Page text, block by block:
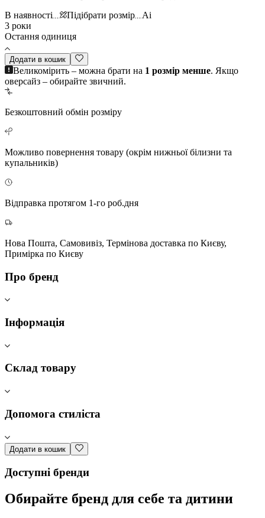
В наявності
Підібрати розмір
Ai
3 роки
Остання одиниця
Додати в кошик
Великомірить – можна брати на 1 розмір менше. Якщо
оверсайз – обирайте звичний.
Безкоштовний обмін розміру
Можливо повернення товару (окрім нижньої білизни та
купальників)
Відправка протягом 1-го роб.дня
Нова Пошта, Самовивіз, Термінова доставка по Києву,
Примірка по Києву
Про бренд
Інформація
Склад товару
Допомога стиліста
Додати в кошик
Доступні бренди
Обирайте бренд для себе та дитини